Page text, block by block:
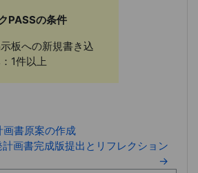
PASSの条件
板への新規書き込
1件以上
書原案の作成
画書完成版提出とリフレクション
→